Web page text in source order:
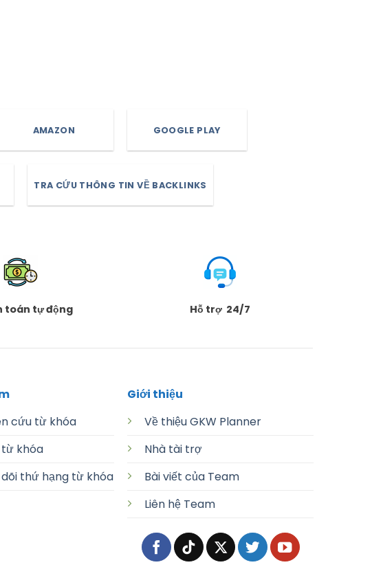
AMAZON GOOGLE PLAY
TRA CỨU THÔNG TIN VỀ BACKLINKS
toán tự động Hỗ trợ 24/7
cứu từ khóa
từ khóa
thứ hạng từ khóa
Giới thiệu
Về thiệu GKW Planner
Nhà tài trợ
Bài viết của Team
Liên hệ Team